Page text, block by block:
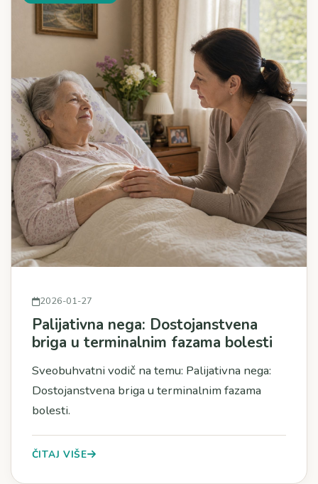
2026-01-27
Palijativna nega: Dostojanstvena
briga u terminalnim fazama bolesti
Sveobuhvatni vodič na temu: Palijativna nega:
Dostojanstvena briga u terminalnim fazama
bolesti.
ČITAJ VIŠE